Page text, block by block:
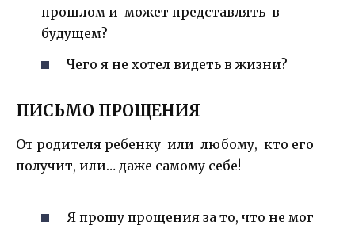
прошлом и может представлять в
будущем?
Чего я не хотел видеть в жизни?
ПИСЬМО ПРОЩЕНИЯ
От родителя ребенку или любому, кто его
получит, или… даже самому себе!
Я прошу прощения за то, что не мог